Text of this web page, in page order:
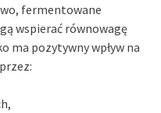
fermentowane
wspierać równowagę
ma pozytywny wpływ na